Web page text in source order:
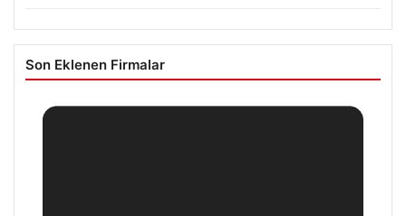
Son Eklenen Firmalar